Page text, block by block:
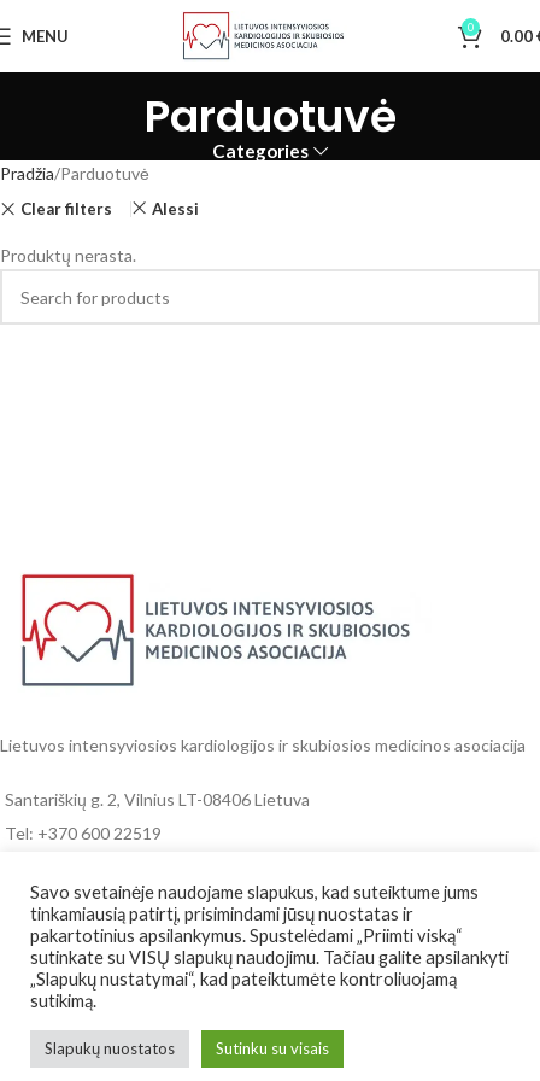
MENU 0 0.00
Parduotuvė
Categories
Pradžia Parduotuvė
Clear filters Alessi
Produktų nerasta.
Lietuvos intensyviosios kardiologijos ir skubiosios medicinos asociacija
Santariškių g. 2, Vilnius LT-08406 Lietuva
Tel: +370 600 22519
RENGINIAI IR NAUJIENOS
REKVIZITAI
Savo svetainėje naudojame slapukus, kad suteiktume jums
tinkamiausią patirtį, prisimindami jūsų nuostatas ir
pakartotinius apsilankymus. Spustelėdami „Priimti viską“
sutinkate su VISŲ slapukų naudojimu. Tačiau galite apsilankyti
„Slapukų nustatymai“, kad pateiktumėte kontroliuojamą
sutikimą.
Slapukų nuostatos Sutinku su visais